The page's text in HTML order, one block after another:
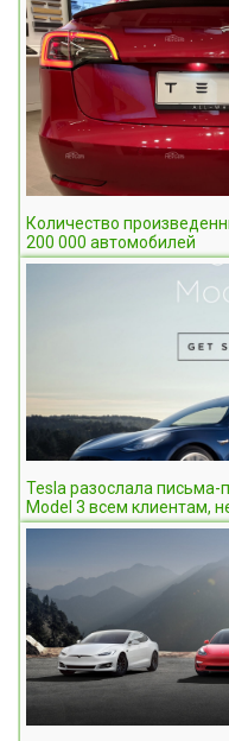
Количество
200 000 автомобилей
Tesla разослала
Model 3 всем клиентам,